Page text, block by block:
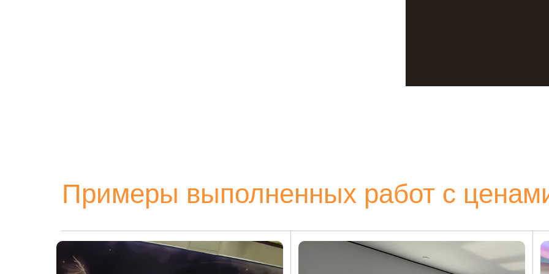
Примеры выполненных работ с